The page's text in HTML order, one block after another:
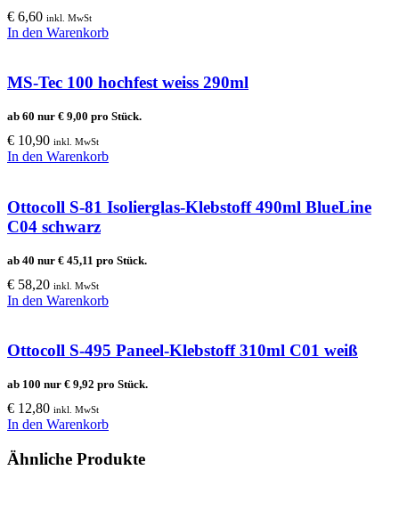
€ 6,60 inkl. MwSt
In den Warenkorb
MS-Tec 100 hochfest weiss 290ml
ab 60 nur € 9,00 pro Stück.
€ 10,90 inkl. MwSt
In den Warenkorb
Ottocoll S-81 Isolierglas-Klebstoff 490ml BlueLine
C04 schwarz
ab 40 nur € 45,11 pro Stück.
€ 58,20 inkl. MwSt
In den Warenkorb
Ottocoll S-495 Paneel-Klebstoff 310ml C01 weiß
ab 100 nur € 9,92 pro Stück.
€ 12,80 inkl. MwSt
In den Warenkorb
Ähnliche Produkte